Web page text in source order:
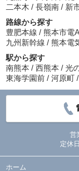
二本木 / 長嶺南 / 新
路線から探す
豊肥本線 / 熊本市電
九州新幹線 / 熊本電
駅から探す
南熊本 / 西熊本 / 光
東海学園前 / 河原町 /
営
定休
ホーム